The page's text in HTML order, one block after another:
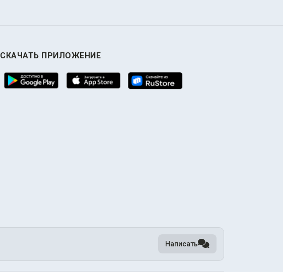
СКАЧАТЬ ПРИЛОЖЕНИЕ
Написать